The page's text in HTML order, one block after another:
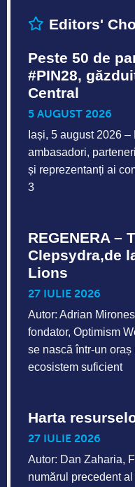
Editors'
Peste 50 de
#PIN28,
Central
5 AUGUST 2026
Iași, 5 august 2026
ambasadori,
și reprezentanți ai
3
REGENERA –
Clepsydra,de
Lions
27 IULIE 2026
Autor: Adrian
fondator, Optimism
se nască într-un
ecosistem suficient
Harta
27 IULIE 2026
Autor: Dan Zaharia,
numărul precedent